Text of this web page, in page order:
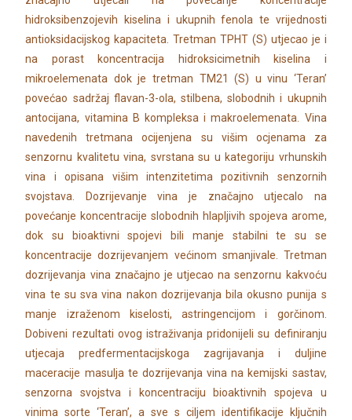
hidroksibenzojevih kiselina i ukupnih fenola te vrijednosti
antioksidacijskog kapaciteta. Tretman TPHT (S) utjecao je i
na porast koncentracija hidroksicimetnih kiselina i
mikroelemenata dok je tretman TM21 (S) u vinu ‘Teran’
povećao sadržaj flavan-3-ola, stilbena, slobodnih i ukupnih
antocijana, vitamina B kompleksa i makroelemenata. Vina
navedenih tretmana ocijenjena su višim ocjenama za
senzornu kvalitetu vina, svrstana su u kategoriju vrhunskih
vina i opisana višim intenzitetima pozitivnih senzornih
svojstava. Dozrijevanje vina je značajno utjecalo na
povećanje koncentracije slobodnih hlapljivih spojeva arome,
dok su bioaktivni spojevi bili manje stabilni te su se
koncentracije dozrijevanjem većinom smanjivale. Tretman
dozrijevanja vina značajno je utjecao na senzornu kakvoću
vina te su sva vina nakon dozrijevanja bila okusno punija s
manje izraženom kiselosti, astringencijom i gorčinom.
Dobiveni rezultati ovog istraživanja pridonijeli su definiranju
utjecaja predfermentacijskoga zagrijavanja i duljine
maceracije masulja te dozrijevanja vina na kemijski sastav,
senzorna svojstva i koncentraciju bioaktivnih spojeva u
vinima sorte ‘Teran’, a sve s ciljem identifikacije ključnih